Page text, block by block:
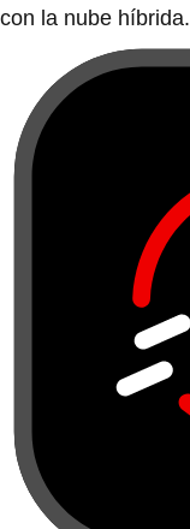
con la nube híbrida.